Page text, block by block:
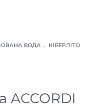
ВОДА ,
КІБЕРЛІТО
ACCORDI